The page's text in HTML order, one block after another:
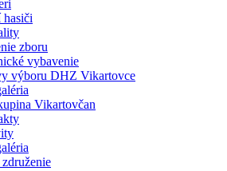
zboru
vybavenie
výboru DHZ Vikartovce
Vikartovčan